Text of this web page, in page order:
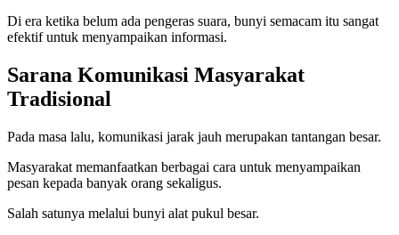
Di era ketika belum ada pengeras suara, bunyi semacam itu sangat
efektif untuk menyampaikan informasi.
Sarana Komunikasi Masyarakat
Tradisional
Pada masa lalu, komunikasi jarak jauh merupakan tantangan besar.
Masyarakat memanfaatkan berbagai cara untuk menyampaikan
pesan kepada banyak orang sekaligus.
Salah satunya melalui bunyi alat pukul besar.